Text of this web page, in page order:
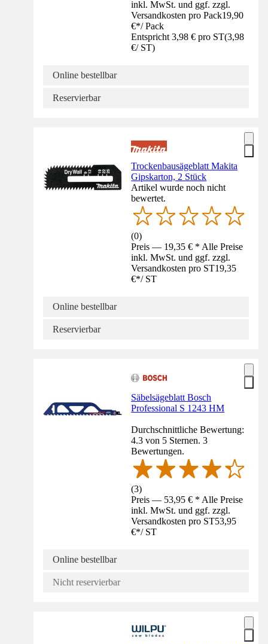
inkl. MwSt. und ggf. zzgl.
Versandkosten pro Pack19,90
€*/ Pack
Entspricht 3,98 € pro ST(3,98
€/ ST)
Online bestellbar
Reservierbar
Trockenbausägeblatt Makita
Gipskarton, 2 Stück
Artikel wurde noch nicht
bewertet.
(0)
Preis — 19,35 € * Alle Preise
inkl. MwSt. und ggf. zzgl.
Versandkosten pro ST19,35
€*/ ST
Online bestellbar
Reservierbar
Säbelsägeblatt Bosch
Professional S 1243 HM
Durchschnittliche Bewertung:
4.3 von 5 Sternen. 3
Bewertungen.
(3)
Preis — 53,95 € * Alle Preise
inkl. MwSt. und ggf. zzgl.
Versandkosten pro ST53,95
€*/ ST
Online bestellbar
Nicht reservierbar